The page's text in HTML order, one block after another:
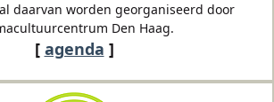
daarvan worden georganiseerd door
Den Haag.
[ agenda ]